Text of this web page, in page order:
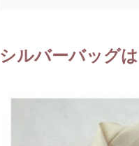
シルバーバッグ